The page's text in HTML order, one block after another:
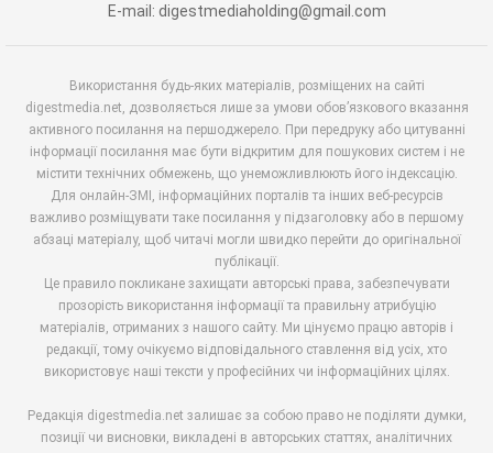
E-mail: digestmediaholding@gmail.com
Використання будь-яких матеріалів, розміщених на сайті
digestmedia.net, дозволяється лише за умови обов’язкового вказання
активного посилання на першоджерело. При передруку або цитуванні
інформації посилання має бути відкритим для пошукових систем і не
містити технічних обмежень, що унеможливлюють його індексацію.
Для онлайн-ЗМІ, інформаційних порталів та інших веб-ресурсів
важливо розміщувати таке посилання у підзаголовку або в першому
абзаці матеріалу, щоб читачі могли швидко перейти до оригінальної
публікації.
Це правило покликане захищати авторські права, забезпечувати
прозорість використання інформації та правильну атрибуцію
матеріалів, отриманих з нашого сайту. Ми цінуємо працю авторів і
редакції, тому очікуємо відповідального ставлення від усіх, хто
використовує наші тексти у професійних чи інформаційних цілях.
Редакція digestmedia.net залишає за собою право не поділяти думки,
позиції чи висновки, викладені в авторських статтях, аналітичних